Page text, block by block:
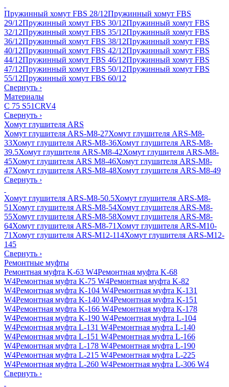
Пружинный хомут FBS 28/12Пружинный хомут FBS
29/12Пружинный хомут FBS 30/12Пружинный хомут FBS
32/12Пружинный хомут FBS 35/12Пружинный хомут FBS
36/12Пружинный хомут FBS 38/12Пружинный хомут FBS
40/12Пружинный хомут FBS 42/12Пружинный хомут FBS
44/12Пружинный хомут FBS 46/12Пружинный хомут FBS
47/12Пружинный хомут FBS 50/12Пружинный хомут FBS
55/12Пружинный хомут FBS 60/12
Свернуть ›
Материалы
C 75 S51CRV4
Свернуть ›
Хомут глушителя ARS
Хомут глушителя ARS-M8-27Хомут глушителя ARS-M8-
33Хомут глушителя ARS-M8-36Хомут глушителя ARS-M8-
39.5Хомут глушителя ARS-M8-42Хомут глушителя ARS-M8-
45Хомут глушителя ARS M8-46Хомут глушителя ARS-M8-
47Хомут глушителя ARS-M8-48Хомут глушителя ARS-M8-49
Свернуть ›
Хомут глушителя ARS-M8-50.5Хомут глушителя ARS-M8-
51 Хомут глушителя ARS-M8-54Хомут глушителя ARS-M8-
55Хомут глушителя ARS-M8-58Хомут глушителя ARS-M8-
64Хомут глушителя ARS-M8-71 Хомут глушителя ARS-M10-
71 Хомут глушителя ARS-M12-114Хомут глушителя ARS-M12-
145
Свернуть ›
Ремонтные муфты
Ремонтная муфта K-63 W4Ремонтная муфта K-68
W4Ремонтная муфта K-75 W4Ремонтная муфта K-82
W4Ремонтная муфта K-104 W4Ремонтная муфта K-131
W4Ремонтная муфта K-140 W4Ремонтная муфта K-151
W4Ремонтная муфта K-166 W4Ремонтная муфта K-178
W4Ремонтная муфта K-190 W4Ремонтная муфта L-104
W4Ремонтная муфта L-131 W4Ремонтная муфта L-140
W4Ремонтная муфта L-151 W4Ремонтная муфта L-166
W4Ремонтная муфта L-178 W4Ремонтная муфта L-190
W4Ремонтная муфта L-215 W4Ремонтная муфта L-225
W4Ремонтная муфта L-260 W4Ремонтная муфта L-306 W4
Свернуть ›